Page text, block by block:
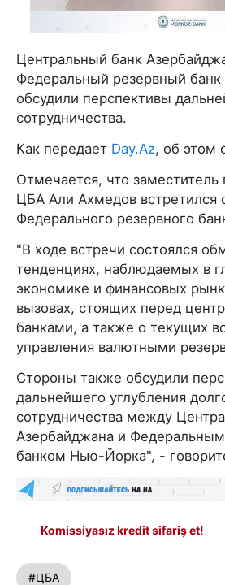
Центральный банк
Федеральный резервный
обсудили перспективы
сотрудничества.
Как передает Day.Az, об этом
Отмечается, что заместитель
ЦБА Али Ахмедов встретился
Федерального резервного
"В ходе встречи состоялся
тенденциях, наблюдаемых в
экономике и финансовых
вызовах, стоящих перед
банками, а также о текущих
управления валютными
Стороны также обсудили
дальнейшего углубления
сотрудничества между
Азербайджана и
банком Нью-Йорка", -
Komissiyasız kredit sifariş et!
#ЦБА